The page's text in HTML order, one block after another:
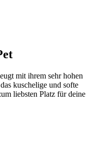
mit ihrem sehr hohen
kuschelige und softe
liebsten Platz für deine